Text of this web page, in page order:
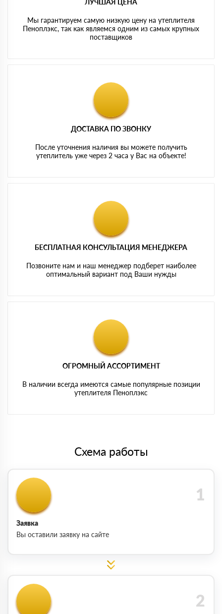
ЛУЧШАЯ ЦЕНА
Мы гарантируем самую низкую цену на утеплителя
Пеноплэкс, так как являемся одним из самых крупных
поставщиков
ДОСТАВКА ПО ЗВОНКУ
После уточнения наличия вы можете получить
утеплитель уже через 2 часа у Вас на объекте!
БЕСПЛАТНАЯ КОНСУЛЬТАЦИЯ МЕНЕДЖЕРА
Позвоните нам и наш менеджер подберет наиболее
оптимальный вариант под Ваши нужды
ОГРОМНЫЙ АССОРТИМЕНТ
В наличии всегда имеются самые популярные позиции
утеплителя Пеноплэкс
Схема работы
Заявка
Вы оставили заявку на сайте